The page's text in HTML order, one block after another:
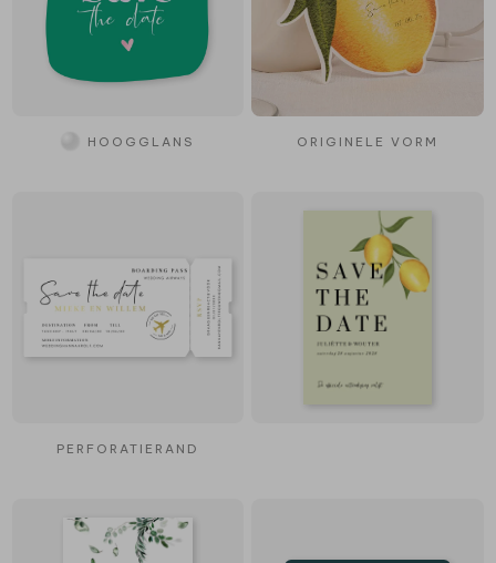
HOOGGLANS ORIGINELE VORM
PERFORATIERAND